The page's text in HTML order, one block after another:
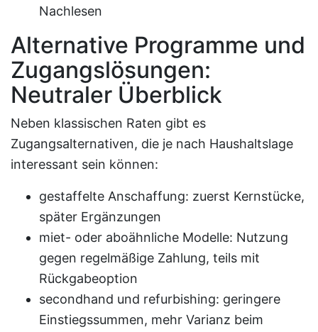
Nachlesen
Alternative Programme und
Zugangslösungen:
Neutraler Überblick
Neben klassischen Raten gibt es
Zugangsalternativen, die je nach Haushaltslage
interessant sein können:
gestaffelte Anschaffung: zuerst Kernstücke,
später Ergänzungen
miet- oder aboähnliche Modelle: Nutzung
gegen regelmäßige Zahlung, teils mit
Rückgabeoption
secondhand und refurbishing: geringere
Einstiegssummen, mehr Varianz beim